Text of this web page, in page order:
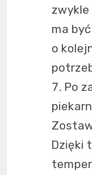
ma
o
Po
Dzięki